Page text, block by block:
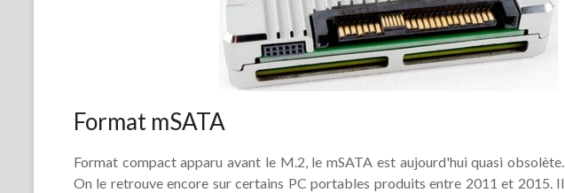
Format mSATA
Format compact apparu avant le M.2, le mSATA est aujourd'hui quasi obsolète.
On le retrouve encore sur certains PC portables produits entre 2011 et 2015. Il